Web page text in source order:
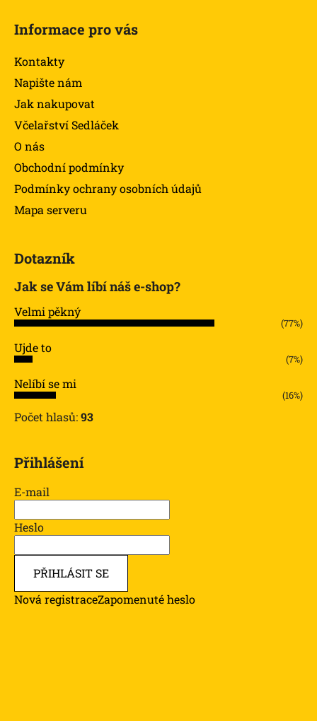
Informace pro vás
Kontakty
Napište nám
Jak nakupovat
Včelařství Sedláček
O nás
Obchodní podmínky
Podmínky ochrany osobních údajů
Mapa serveru
Dotazník
Jak se Vám líbí náš e-shop?
Velmi pěkný
(77%)
Ujde to
(7%)
Nelíbí se mi
(16%)
Počet hlasů:93
Přihlášení
E-mail
Heslo
PŘIHLÁSIT SE
Nová registraceZapomenuté heslo